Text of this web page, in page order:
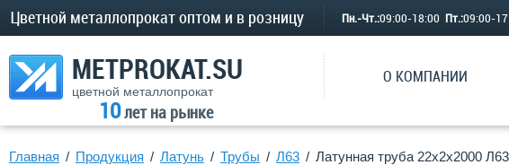
Цветной металлопрокат оптом и в розницу Пн.-Чт.:09:00-18:00 Пт.:09:00-
METPROKAT.SU
цветной металлопрокат
10лет на рынке
О КОМПАНИИ
Главная Продукция Латунь Трубы Л63 Латунная труба 22х2х2000